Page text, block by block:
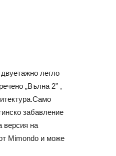
легло
„Вълна 2” ,
забавление
версия на
Mimondo и може